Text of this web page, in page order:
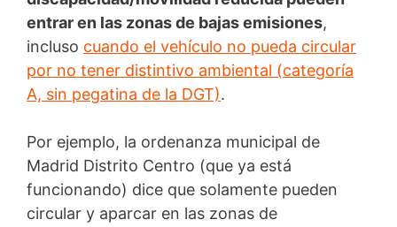
entrar en las zonas de bajas emisiones,
incluso cuando el vehículo no pueda circular
por no tener distintivo ambiental (categoría
A, sin pegatina de la DGT).
Por ejemplo, la ordenanza municipal de
Madrid Distrito Centro (que ya está
funcionando) dice que solamente pueden
circular y aparcar en las zonas de